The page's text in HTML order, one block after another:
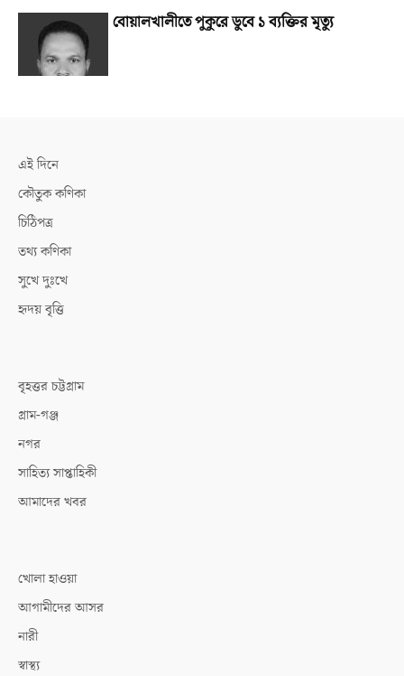
বোয়ালখালীতে পুকুরে ডুবে ১ ব্যক্তির মৃত্যু
এই দিনে
কৌতুক কণিকা
চিঠিপত্র
তথ্য কণিকা
সুখে দুঃখে
হৃদয় বৃত্তি
বৃহত্তর চট্টগ্রাম
গ্রাম-গঞ্জ
নগর
সাহিত্য সাপ্তাহিকী
আমাদের খবর
খোলা হাওয়া
আগামীদের আসর
নারী
স্বাস্থ্য